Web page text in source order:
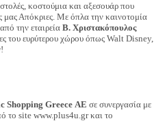
στολές, κοστούμια και αξεσουάρ που
μας Απόκριες. Με όπλα την καινοτομία
την εταιρεία Β. Χριστακόπουλος
του ευρύτερου χώρου όπως Walt Disney,
Shopping Greece ΑΕ σε συνεργασία με
το site www.plus4u.gr και το